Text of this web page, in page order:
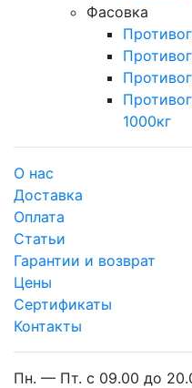
Фасовка
1000кг
О нас
Доставка
Оплата
Cтатьи
Гарантии и возврат
Цены
Сертификаты
Контакты
Пн. — Пт. с 09.00 до